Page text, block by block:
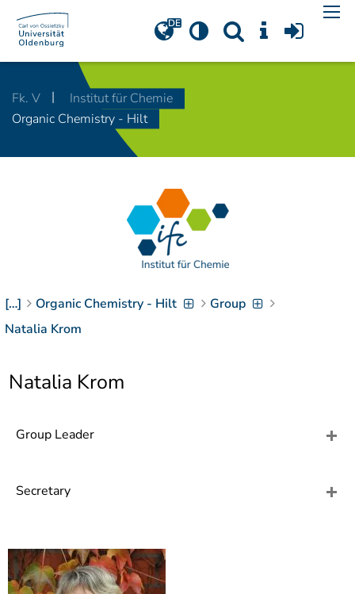
Navigation[Access-Key 1
Choose other language
[Access-Key 8
Zum Inhalt springen
[ Access-Key 2
Zur Suche springen
[Access-Key 4]
springen
Access-Key
]
Zur
Zielgruppennavigation
springen[ Access-Key
Zur
Informationen zur
Fk. V
Institut für Chemie
Organic Chemistry - Hilt
[…] Organic Chemistry - Hilt
Group
Natalia Krom
Natalia Krom
Group Leader
Secretary